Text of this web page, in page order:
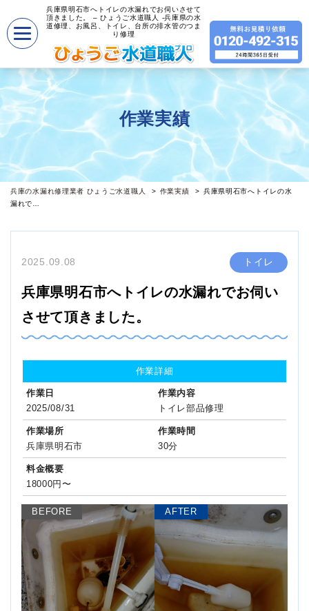
兵庫県明石市へトイレの水漏れでお伺いさせて
頂きました。 – ひょうご水道職人 -兵庫県の水
道修理、お風呂、トイレ、台所の排水管のつま
り修理
作業実績
兵庫の水漏れ修理業者 ひょうご水道職人 作業実績
兵庫県明石市へトイレの水
漏れで…
2025.09.08 トイレ
兵庫県明石市へトイレの水漏れでお伺い
させて頂きました。
作業詳細
作業日
2025/08/31
作業内容
トイレ部品修理
作業場所
兵庫県明石市
作業時間
30分
料金概要
18000円〜
BEFORE AFTER